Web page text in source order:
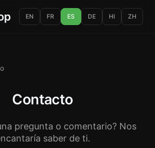
EN FR ES DE HI ZH
Contacto
pregunta o comentario? Nos
saber de ti.